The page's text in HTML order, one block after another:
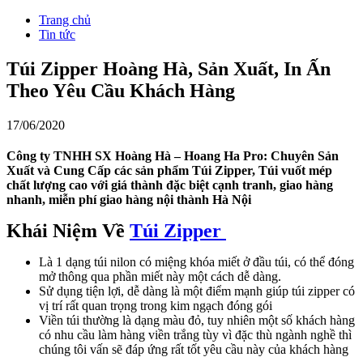
Trang chủ
Tin tức
Túi Zipper Hoàng Hà, Sản Xuất, In Ấn
Theo Yêu Cầu Khách Hàng
17/06/2020
Công ty TNHH SX Hoàng Hà – Hoang Ha Pro: Chuyên Sản
Xuất và Cung Cấp các sản phẩm Túi Zipper, Túi vuốt mép
chất lượng cao với giá thành đặc biệt cạnh tranh, giao hàng
nhanh, miễn phí giao hàng nội thành Hà Nội
Khái Niệm Về Túi Zipper
Là 1 dạng túi nilon có miệng khóa miết ở đầu túi, có thể đóng
mở thông qua phần miết này một cách dễ dàng.
Sử dụng tiện lợi, dễ dàng là một điểm mạnh giúp túi zipper có
vị trí rất quan trọng trong kim ngạch đóng gói
Viền túi thường là dạng màu đỏ, tuy nhiên một số khách hàng
có nhu cầu làm hàng viền trắng tùy vì đặc thù ngành nghề thì
chúng tôi vấn sẽ đáp ứng rất tốt yêu cầu này của khách hàng